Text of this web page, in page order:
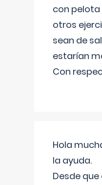
con pelota
otros
sean de
estarían
Con
Hola
la ayuda.
Desde